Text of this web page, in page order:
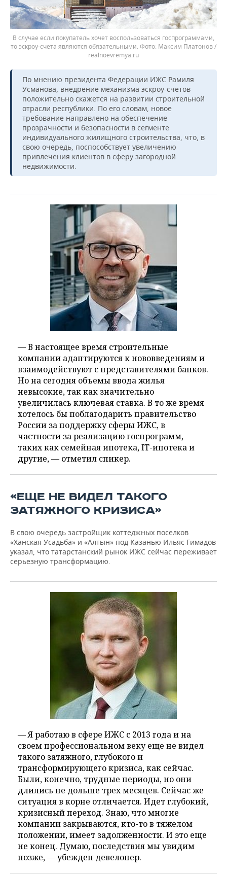
В случае если покупатель хочет воспользоваться госпрограммами,
то эскроу-счета являются обязательными.
Максим Платонов /
realnoevremya.ru
По мнению президента Федерации ИЖС Рамиля
Усманова, внедрение механизма эскроу-счетов
положительно скажется на развитии строительной
отрасли республики. По его словам, новое
требование направлено на обеспечение
прозрачности и безопасности в сегменте
индивидуального жилищного строительства, что, в
свою очередь, поспособствует увеличению
привлечения клиентов в сферу загородной
недвижимости.
— В настоящее время строительные
компании адаптируются к нововведениям и
взаимодействуют с представителями банков.
Но на сегодня объемы ввода жилья
невысокие, так как значительно
увеличилась ключевая ставка. В то же время
хотелось бы поблагодарить правительство
России за поддержку сферы ИЖС, в
частности за реализацию госпрограмм,
таких как семейная ипотека, IT-ипотека и
другие, — отметил спикер.
«ЕЩЕ НЕ ВИДЕЛ ТАКОГО
ЗАТЯЖНОГО КРИЗИСА»
В свою очередь застройщик коттеджных поселков
«Ханская Усадьба» и «Алтын» под Казанью Ильяс Гимадов
указал, что татарстанский рынок ИЖС сейчас переживает
серьезную трансформацию.
— Я работаю в сфере ИЖС с 2013 года и на
своем профессиональном веку еще не видел
такого затяжного, глубокого и
трансформирующего кризиса, как сейчас.
Были, конечно, трудные периоды, но они
длились не дольше трех месяцев. Сейчас же
ситуация в корне отличается. Идет глубокий,
кризисный переход. Знаю, что многие
компании закрываются, кто-то в тяжелом
положении, имеет задолженности. И это еще
не конец. Думаю, последствия мы увидим
позже, — убежден девелопер.